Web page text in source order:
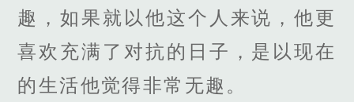
趣，如果就以他这个人来说，他更
喜欢充满了对抗的日子，是以现在
的生活他觉得非常无趣。